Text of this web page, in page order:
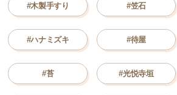
#木製手すり #笠石
#ハナミズキ #待屋
#苔 #光悦寺垣